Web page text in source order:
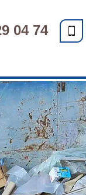
04 74